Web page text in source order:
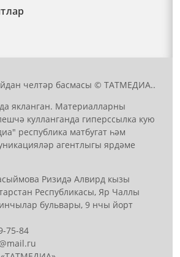
челтәр басмасы © ТАТМЕДИА..
якланган. Материалларны
кулланганда гиперссылка кую
республика матбугат һәм
агентлыгы ярдәме
Ризидә Алвирд кызы
Республикасы, Яр Чаллы
бульвары, 9 нчы йорт
75-84